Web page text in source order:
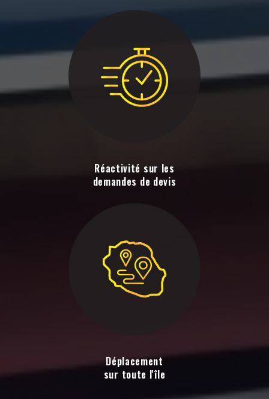
Réactivité sur les
demandes de devis
Déplacement
sur toute l'île